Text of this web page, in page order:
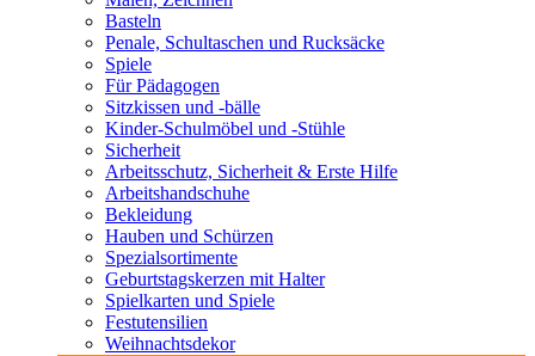
Basteln
Penale, Schultaschen und Rucksäcke
Spiele
Für Pädagogen
Sitzkissen und -bälle
Kinder-Schulmöbel und -Stühle
Sicherheit
Arbeitsschutz, Sicherheit & Erste Hilfe
Arbeitshandschuhe
Bekleidung
Hauben und Schürzen
Spezialsortimente
Geburtstagskerzen mit Halter
Spielkarten und Spiele
Festutensilien
Weihnachtsdekor